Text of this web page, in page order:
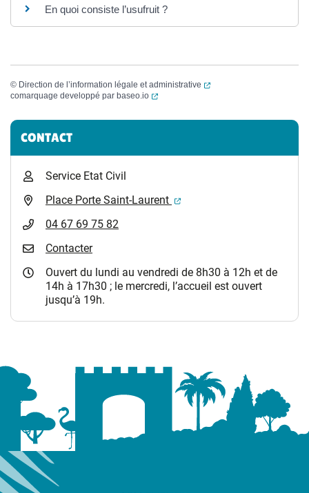
En quoi consiste l’usufruit ?
© Direction de l’information légale et administrative
(ouverture dans un
comarquage developpé par baseo.io (ouverture dans un nouvel onglet)
Informations complémentaires
CONTACT
Service Etat Civil
Place Porte Saint-Laurent
(ouverture dans un
04 67 69 75 82
Contacter
Ouvert du lundi au vendredi de 8h30 à 12h et de
14h à 17h30 ; le mercredi, l’accueil est ouvert
jusqu’à 19h.